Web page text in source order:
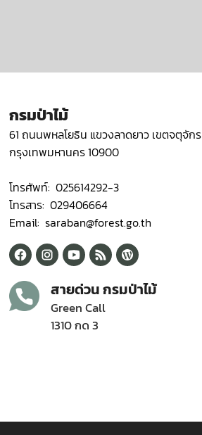
กรมป่าไม้
61 ถนนพหลโยธิน แขวงลาดยาว เขตจตุจักร
กรุงเทพมหานคร 10900
โทรศัพท์: 025614292-3
โทรสาร: 029406664
Email: saraban@forest.go.th
สายด่วน กรมป่าไม้
Green Call
1310 กด 3